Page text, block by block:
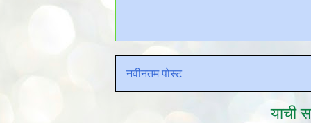
नवीनतम पोस्ट
याची